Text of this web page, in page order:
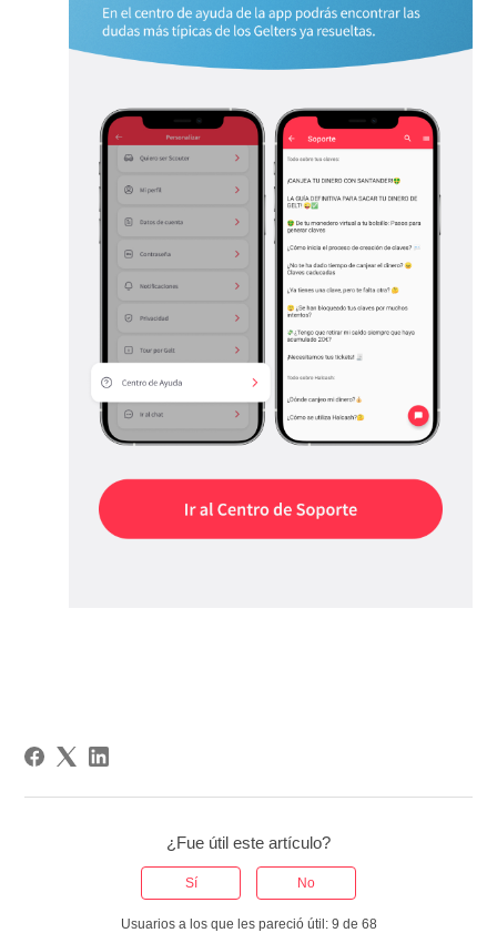
¿Fue útil este artículo?
Sí No
Usuarios a los que les pareció útil: 9 de 68